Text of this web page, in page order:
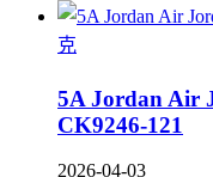
克
5A Jordan Air
CK9246-121
2026-04-03